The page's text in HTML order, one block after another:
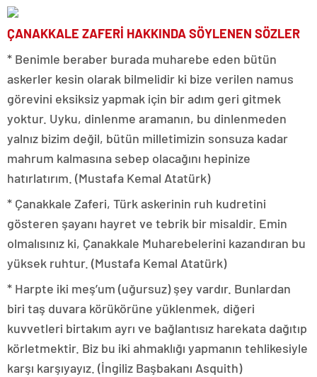
ÇANAKKALE ZAFERİ HAKKINDA SÖYLENEN SÖZLER
* Benimle beraber burada muharebe eden bütün
askerler kesin olarak bilmelidir ki bize verilen namus
görevini eksiksiz yapmak için bir adım geri gitmek
yoktur. Uyku, dinlenme aramanın, bu dinlen­meden
yalnız bizim değil, bütün milletimizin sonsuza kadar
mahrum kalmasına sebep olacağını hepinize
hatırlatırım. (Mustafa Kemal Atatürk)
* Çanakkale Zaferi, Türk askerinin ruh kudretini
gösteren şayanı hayret ve tebrik bir misaldir. Emin
olmalısınız ki, Çanakkale Muhare­belerini kazandıran bu
yüksek ruhtur. (Mustafa Kemal Atatürk)
* Harpte iki meş’um (uğursuz) şey vardır. Bunlardan
biri taş duva­ra körükörüne yüklenmek, diğeri
kuvvetleri birtakım ayrı ve bağlan­tısız harekata dağıtıp
körletmektir. Biz bu iki ahmaklığı yapmanın tehlikesiyle
karşı karşıyayız. (İngiliz Başbakanı Asquith)